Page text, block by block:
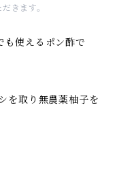
きます。
も使えるポン酢で
を取り無農薬柚子を